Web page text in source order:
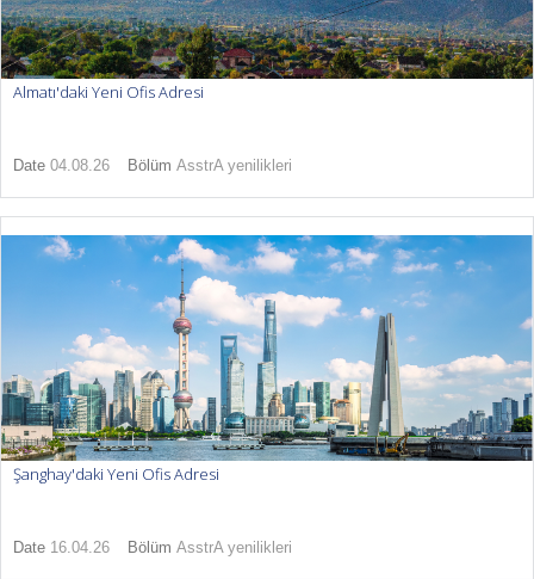
Almatı'daki Yeni Ofis Adresi
Date 04.08.26 Bölüm AsstrA yenilikleri
Şanghay'daki Yeni Ofis Adresi
Date 16.04.26 Bölüm AsstrA yenilikleri